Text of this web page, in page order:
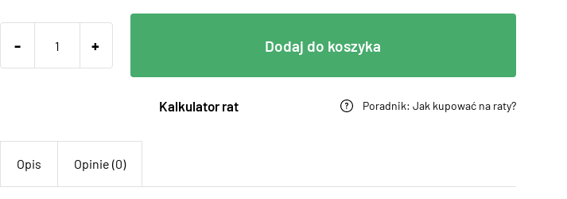
- + Dodaj do koszyka
Kalkulator rat Poradnik: Jak kupować na raty?
Opis Opinie (0)